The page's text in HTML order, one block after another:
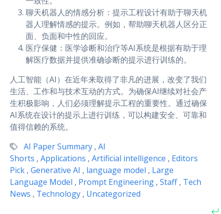
聊天机器人的情感分析：提示工程设计有助于聊天机
器人理解情感的提示。例如，帮助聊天机器人区分正
面、负面和中性的回应。
医疗保健：医学诊断和治疗等AI系统是根据有助于理
解医疗数据并提供准确诊断的提示进行训练的。
人工智能（AI）在近年来取得了非凡的进展，改变了我们
生活、工作和与技术互动的方式。为确保AI继续对社会产
生积极影响，人们必须理解提示工程的重要性。通过确保
AI系统在设计的提示上进行训练，可以构建安全、可靠和
值得信赖的系统。
AI Paper Summary , AI
Shorts , Applications , Artificial intelligence , Editors
Pick , Generative AI , language model , Large
Language Model , Prompt Engineering , Staff , Tech
News , Technology , Uncategorized